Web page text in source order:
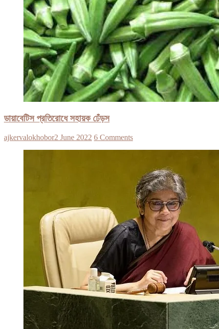
ডায়াবেটিস প্রতিরোধে সহায়ক ঢেঁড়স
ajkervalokhobor2 June 2022 6 Comments